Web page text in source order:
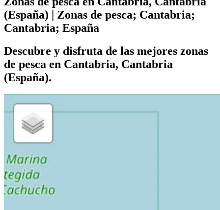
(España) | Zonas de pesca; Cantabria;
Cantabria; España
Descubre y disfruta de las mejores zonas
de pesca en Cantabria, Cantabria
(España).